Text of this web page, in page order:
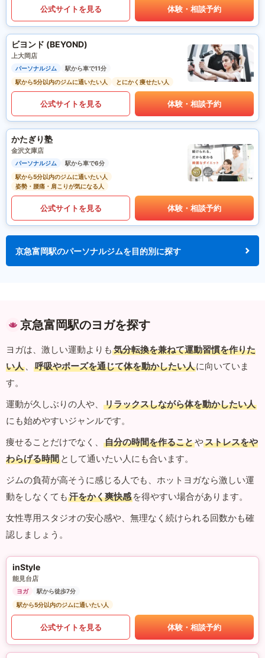
公式サイトを見る 体験・相談予約
ビヨンド (BEYOND)
上大岡店
パーソナルジム
駅から車で11分
駅から5分以内のジムに通いたい人
とにかく痩せたい人
公式サイトを見る 体験・相談予約
かたぎり塾
金沢文庫店
パーソナルジム
駅から車で6分
駅から5分以内のジムに通いたい人
姿勢・腰痛・肩こりが気になる人
公式サイトを見る 体験・相談予約
京急富岡駅のパーソナルジムを目的別に探す
京急富岡駅のヨガを探す
ヨガは、激しい運動よりも 気分転換を兼ねて運動習慣を作りた
い人 、 呼吸やポーズを通じて体を動かしたい人に向いていま
す。
運動が久しぶりの人や、
リラックスしながら体を動かしたい人
にも始めやすいジャンルです。
痩せることだけでなく、
自分の時間を作ることやストレスをや
わらげる時間 として通いたい人にも合います。
ジムの負荷が高そうに感じる人でも、ホットヨガなら激しい運
動をしなくても 汗をかく爽快感 を得やすい場合があります。
女性専用スタジオの安心感や、無理なく続けられる回数かも確
認しましょう。
inStyle
能見台店
ヨガ
駅から徒歩7分
駅から5分以内のジムに通いたい人
公式サイトを見る 体験・相談予約